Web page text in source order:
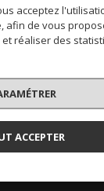
Adhérents
réservés | Traduction
acceptez
afin de vous
réaliser des
ACCEPTER